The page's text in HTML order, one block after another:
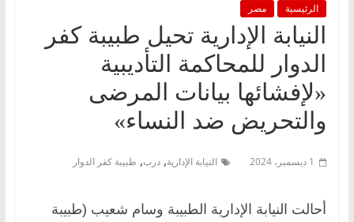
الرئيسية مصر
النيابة الإدارية تحيل طبيبة كفر
الدوار للمحاكمة التأديبية
«لإفشائها بيانات المرضى
والتحريض ضد النساء»
1 ديسمبر، 2024 النيابة الإدارية, درب, طبيبة كفر الدوار
أحالت النيابة الإدارية الطبيبة وسام شعيب (طبيبة